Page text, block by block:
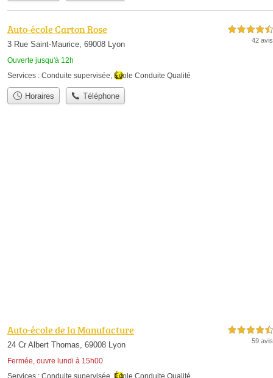
Auto-école Carton Rose
3 Rue Saint-Maurice, 69008 Lyon
Ouverte jusqu'à 12h
4,5 étoiles sur 5
42 avis
Services : Conduite supervisée, École Conduite Qualité
Horaires Téléphone
Auto-école de la Manufacture
24 Cr Albert Thomas, 69008 Lyon
Fermée, ouvre lundi à 15h00
4,5 étoiles sur 5
59 avis